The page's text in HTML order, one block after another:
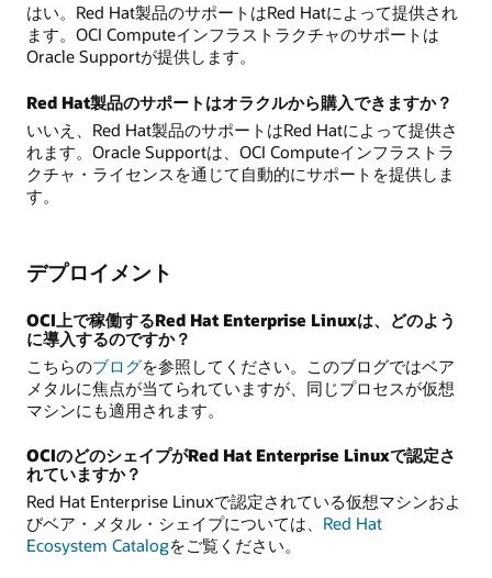
はい。Red Hat製品のサポートはRed Hatによって提供され
ます。OCI Computeインフラストラクチャのサポートは
Oracle Supportが提供します。
Red Hat製品のサポートはオラクルから購入できますか？
いいえ、Red Hat製品のサポートはRed Hatによって提供さ
れます。Oracle Supportは、OCI Computeインフラストラ
クチャ・ライセンスを通じて自動的にサポートを提供しま
す。
デプロイメント
OCI上で稼働するRed Hat Enterprise Linuxは、どのよう
に導入するのですか？
こちらのブログを参照してください。このブログではベア
メタルに焦点が当てられていますが、同じプロセスが仮想
マシンにも適用されます。
OCIのどのシェイプがRed Hat Enterprise Linuxで認定さ
れていますか？
Red Hat Enterprise Linuxで認定されている仮想マシンおよ
びベア・メタル・シェイプについては、 Red Hat
Ecosystem Catalogをご覧ください。